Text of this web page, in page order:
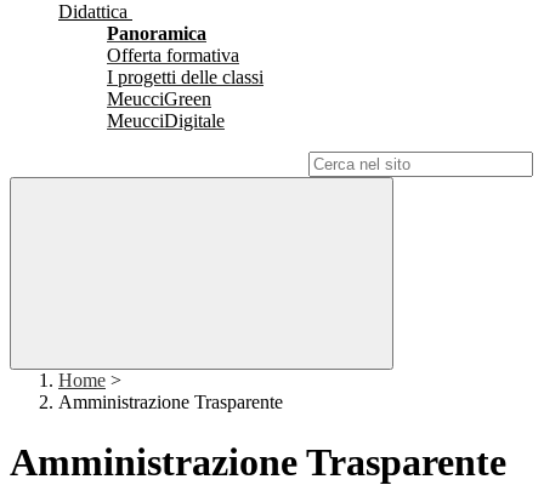
Didattica
Panoramica
Offerta formativa
I progetti delle classi
MeucciGreen
MeucciDigitale
Home >
Amministrazione Trasparente
Amministrazione Trasparente